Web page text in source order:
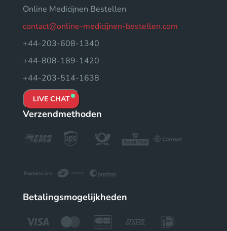
Online Medicijnen Bestellen
contact@online-medicijnen-bestellen.com
+44-203-608-1340
+44-808-189-1420
+44-203-514-1638
LIVE CHAT
Verzendmethoden
Betalingsmogelijkheden